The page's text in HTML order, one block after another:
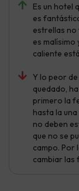
Es un hotel
es
estrellas no
es malísimo
caliente
Y lo peor
quedado,
primero la
hasta la
no deben
que no se
campo. Por
cambiar las